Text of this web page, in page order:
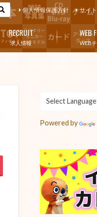
個人情報保護方針 サイ
求人情報
RECRUIT
WEB
WEB
Powered by